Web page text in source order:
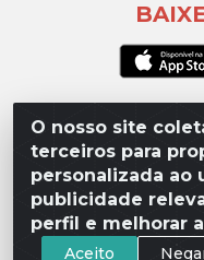
O nosso site
terceiros para
personalizada ao
publicidade
perfil e melhorar
Aceito
Lívia
Toninho, São José
000 -